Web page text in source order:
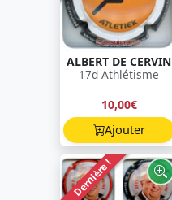
ALBERT DE CERVIN
17d Athlétisme
10,00€
Ajouter
Dernière !